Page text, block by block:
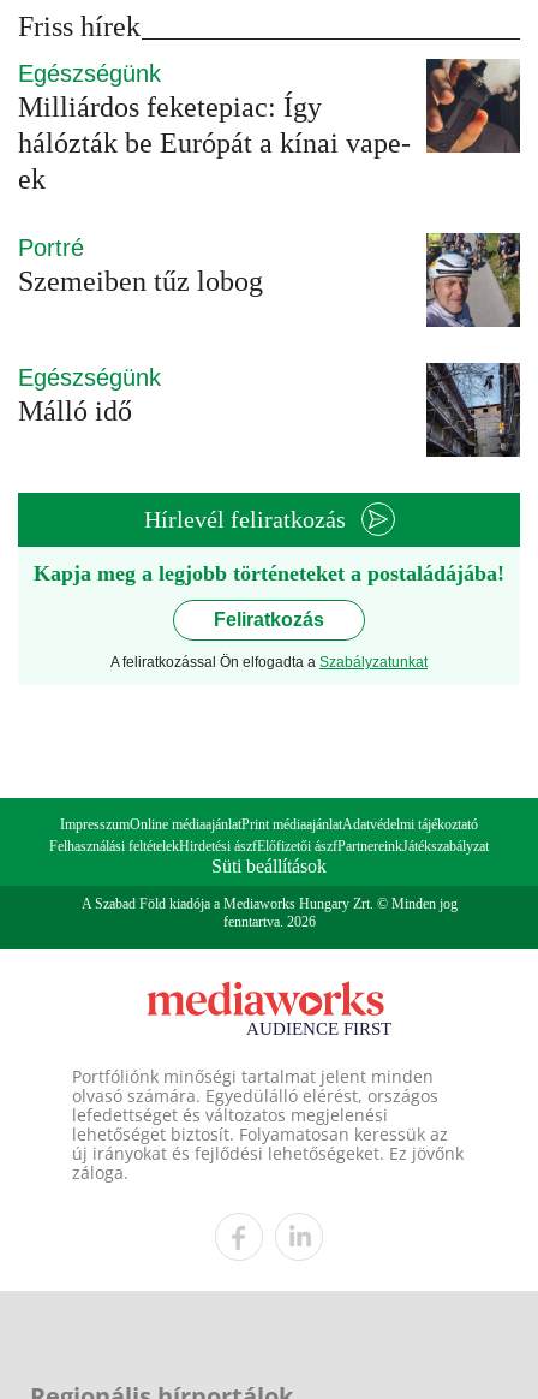
Friss hírek
Egészségünk
Milliárdos feketepiac: Így
hálózták be Európát a kínai vape-
ek
Portré
Szemeiben tűz lobog
Egészségünk
Málló idő
Hírlevél feliratkozás
Kapja meg a legjobb történeteket a postaládájába!
Feliratkozás
A feliratkozással Ön elfogadta a Szabályzatunkat
ImpresszumOnline médiaajánlatPrint médiaajánlatAdatvédelmi tájékoztató
Felhasználási feltételekHirdetési ászfElőfizetői ászfPartnereinkJátékszabályzat
Süti beállítások
A Szabad Föld kiadója a Mediaworks Hungary Zrt. © Minden jog
fenntartva. 2026
Portfóliónk minőségi tartalmat jelent minden
olvasó számára. Egyedülálló elérést, országos
lefedettséget és változatos megjelenési
lehetőséget biztosít. Folyamatosan keressük az
új irányokat és fejlődési lehetőségeket. Ez jövőnk
záloga.